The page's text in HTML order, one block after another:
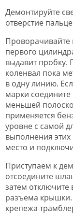
Демонтируйте
отверстие
Проворачивайте
первого
выдавит пробку.
коленвал пока
в одну линию.
марки
меньшей
применяется
уровне с самой
выполнения этих
место и
Приступаем к
отсоедините
затем
разъема
крепежа